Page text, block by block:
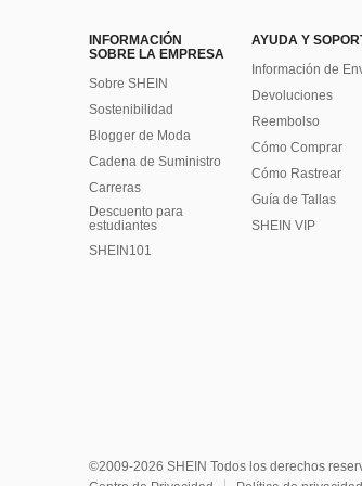
INFORMACIÓN
SOBRE LA EMPRESA
Sobre SHEIN
Sostenibilidad
Blogger de Moda
Cadena de Suministro
Carreras
Descuento para
estudiantes
SHEIN101
AYUDA Y
Información de
Devoluciones
Reembolso
Cómo Comprar
Cómo Rastrear
Guía de Tallas
SHEIN VIP
©2009-2026 SHEIN Todos los derechos